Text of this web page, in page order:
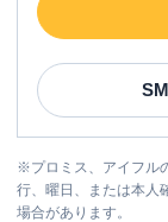
※プロミス、アイフル
行、曜日、または本人
場合があります。